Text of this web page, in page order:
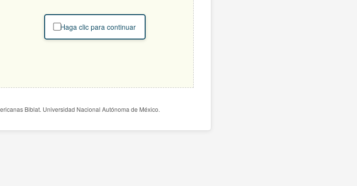
Haga clic para continuar
Biblat. Universidad Nacional Autónoma de México.